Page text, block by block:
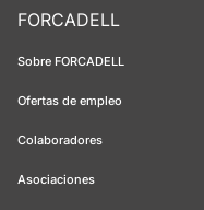
FORCADELL
Sobre FORCADELL
Ofertas de empleo
Colaboradores
Asociaciones